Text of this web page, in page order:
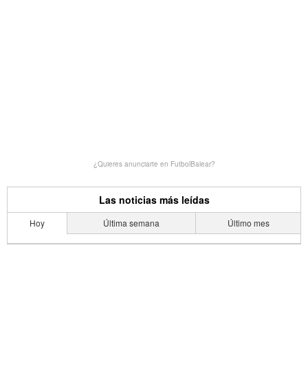
¿Quieres anunciarte en FutbolBalear?
Las noticias más leídas
Hoy Última semana Último mes